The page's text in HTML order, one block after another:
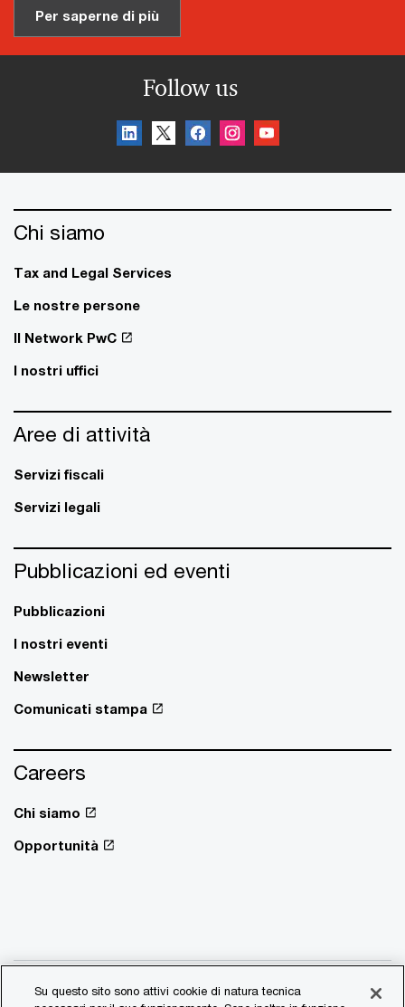
Per saperne di più
Follow us
Chi siamo
Tax and Legal Services
Le nostre persone
Il Network PwC
I nostri uffici
Aree di attività
Servizi fiscali
Servizi legali
Pubblicazioni ed eventi
Pubblicazioni
I nostri eventi
Newsletter
Comunicati stampa
Careers
Chi siamo
Opportunità
Su questo sito sono attivi cookie di natura tecnica